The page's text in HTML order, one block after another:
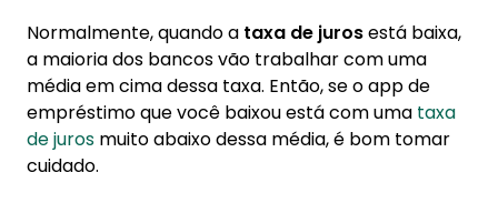
Normalmente, quando a taxa de jurosestá baixa,
a maioria dos bancos vão trabalhar com uma
média em cima dessa taxa. Então, se o app de
empréstimo que você baixou está com uma taxa
de juros muito abaixo dessa média, é bom tomar
cuidado.